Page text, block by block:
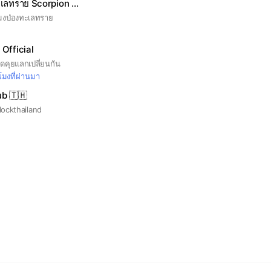
คนเลี้ยงแมงป่องทะเลทราย Scorpion keeper 🦂
ป่องทะเลทราย
Official
คุยแลกเปลี่ยนกัน
มงที่ผ่านมา
🇹🇭